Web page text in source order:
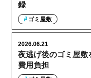
録
ゴミ屋敷
夜逃げ後のゴミ屋敷
費用負担
2026.06.21